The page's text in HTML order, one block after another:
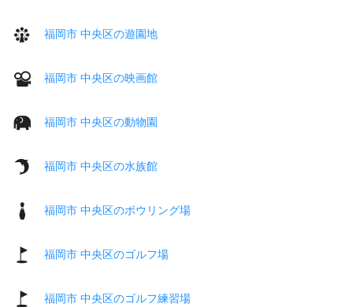
福岡市 中央区の遊園地
福岡市 中央区の映画館
福岡市 中央区の動物園
福岡市 中央区の水族館
福岡市 中央区のボウリング場
福岡市 中央区のゴルフ場
福岡市 中央区のゴルフ練習場